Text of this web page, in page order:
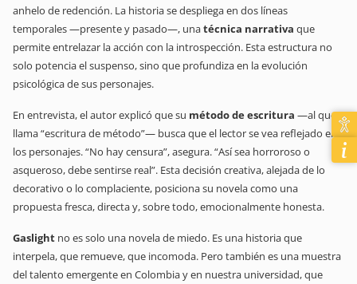
anhelo de redención. La historia se despliega en dos líneas
temporales —presente y pasado—, unatécnica narrativa que
permite entrelazar la acción con la introspección. Esta estructura no
solo potencia el suspenso, sino que profundiza en la evolución
psicológica de sus personajes.
En entrevista, el autor explicó que su método de escritura —al que
llama “escritura de método”— busca que el lector se vea reflejado en
los personajes. “No hay censura”, asegura. “Así sea horroroso o
asqueroso, debe sentirse real”. Esta decisión creativa, alejada de lo
decorativo o lo complaciente, posiciona su novela como una
propuesta fresca, directa y, sobre todo, emocionalmente honesta.
Gaslight no es solo una novela de miedo. Es una historia que
interpela, que remueve, que incomoda. Pero también es una muestra
del talento emergente en Colombia y en nuestra universidad, que